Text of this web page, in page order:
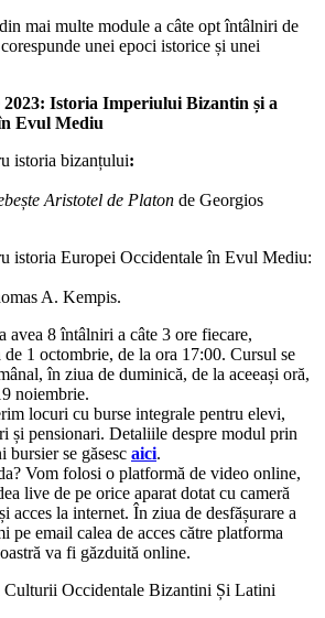
mai multe module a câte opt întâlniri de
unei epoci istorice și unei
Istoria Imperiului Bizantin și a
Evul Mediu
istoria bizanțului:
Aristotel de Platon de Georgios
istoria Europei Occidentale în Evul Mediu:
A. Kempis.
avea 8 întâlniri a câte 3 ore fiecare,
de 1 octombrie, de la ora 17:00. Cursul se
în ziua de duminică, de la aceeași oră,
noiembrie.
locuri cu burse integrale pentru elevi,
și pensionari. Detaliile despre modul prin
bursier se găsesc aici.
Vom folosi o platformă de video online,
live de pe orice aparat dotat cu cameră
acces la internet. În ziua de desfășurare a
pe email calea de acces către platforma
va fi găzduită online.